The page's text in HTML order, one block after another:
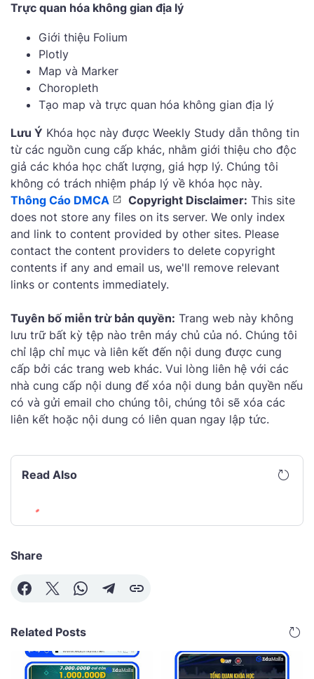
Trực quan hóa không gian địa lý
Giới thiệu Folium
Plotly
Map và Marker
Choropleth
Tạo map và trực quan hóa không gian địa lý
Lưu Ý Khóa học này được Weekly Study dẫn thông tin
từ các nguồn cung cấp khác, nhằm giới thiệu cho độc
giả các khóa học chất lượng, giá hợp lý. Chúng tôi
không có trách nhiệm pháp lý về khóa học này.
Thông Cáo DMCA
Copyright Disclaimer: This site
does not store any files on its server. We only index
and link to content provided by other sites. Please
contact the content providers to delete copyright
contents if any and email us, we'll remove relevant
links or contents immediately.
Tuyên bố miễn trừ bản quyền: Trang web này không
lưu trữ bất kỳ tệp nào trên máy chủ của nó. Chúng tôi
chỉ lập chỉ mục và liên kết đến nội dung được cung
cấp bởi các trang web khác. Vui lòng liên hệ với các
nhà cung cấp nội dung để xóa nội dung bản quyền nếu
có và gửi email cho chúng tôi, chúng tôi sẽ xóa các
liên kết hoặc nội dung có liên quan ngay lập tức.
Read Also
Share
Related Posts